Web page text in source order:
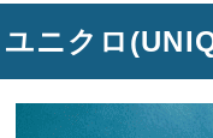
ユニクロ